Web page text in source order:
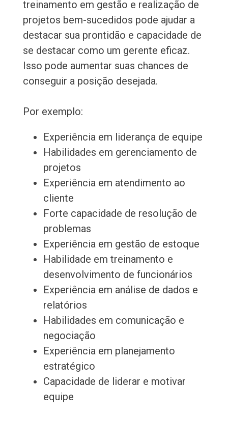
treinamento em gestão e realização de
projetos bem-sucedidos pode ajudar a
destacar sua prontidão e capacidade de
se destacar como um gerente eficaz.
Isso pode aumentar suas chances de
conseguir a posição desejada.
Por exemplo:
Experiência em liderança de equipe
Habilidades em gerenciamento de
projetos
Experiência em atendimento ao
cliente
Forte capacidade de resolução de
problemas
Experiência em gestão de estoque
Habilidade em treinamento e
desenvolvimento de funcionários
Experiência em análise de dados e
relatórios
Habilidades em comunicação e
negociação
Experiência em planejamento
estratégico
Capacidade de liderar e motivar
equipe